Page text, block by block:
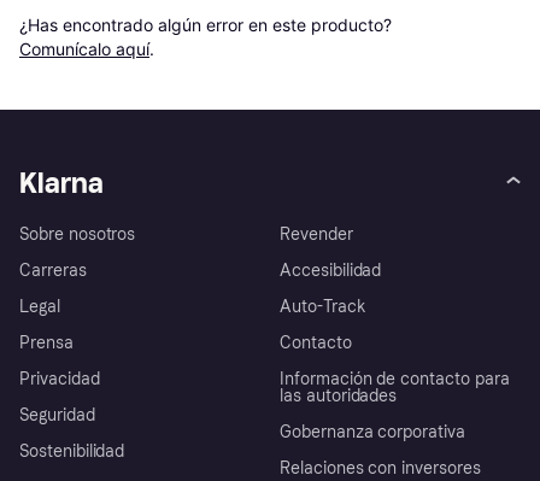
¿Has encontrado algún error en este producto?
Comunícalo aquí.
Klarna
Sobre nosotros
Carreras
Legal
Prensa
Privacidad
Seguridad
Sostenibilidad
Revender
Accesibilidad
Auto-Track
Contacto
Información de contacto para
las autoridades
Gobernanza corporativa
Relaciones con inversores